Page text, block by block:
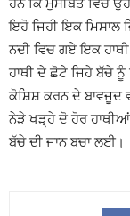
ਹਨ ਕਿ ਮੁਸੀਬਤ ਵਿਚ
ਇਹੋ ਜਿਹੀ ਇਕ ਮਿਸਾਲ
ਨਦੀ ਵਿਚ ਗਏ ਇਕ
ਹਾਥੀ ਦੇ ਛੋਟੇ ਜਿਹੇ ਬੱਚੇ
ਕੋਸ਼ਿਸ਼ ਕਰਨ ਦੇ ਬਾਵਜੂਦ
ਨੇੜੇ ਖੜ੍ਹੇ ਦੋ ਹੋਰ
ਬੱਚੇ ਦੀ ਜਾਨ ਬਚਾ ਲਈ।